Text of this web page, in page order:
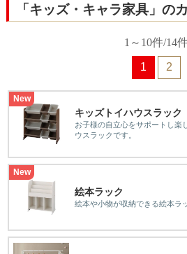
「キッズ・キャラ家具」の
1～10件/14
1 2
New
キッズトイハウスラック
お子様の自立心をサポートし楽
ウスラックです。
New
絵本ラック
絵本や小物が収納できる絵本ラ